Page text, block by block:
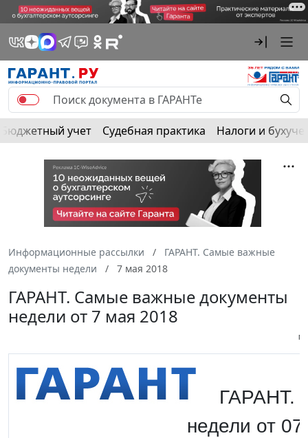
Бюджетный учет Судебная практика Налоги и
Информационные рассылки
ГАРАНТ. Самые важные
документы недели
7 мая 2018
ГАРАНТ. Самые важные документы
недели от 7 мая 2018
ГАРАНТ.
недели от